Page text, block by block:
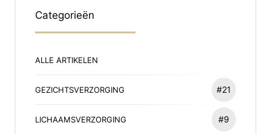
Categorieën
ALLE ARTIKELEN
GEZICHTSVERZORGING #21
LICHAAMSVERZORGING #9